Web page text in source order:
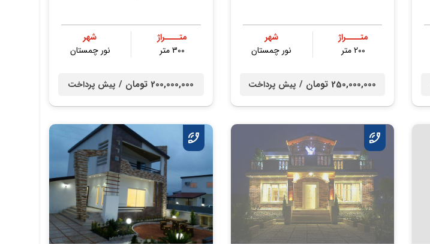
متــــراژ
200 متر
شهر
نور چمستان
250,000,000 تومان / پیش پرداخت
متــــراژ
300 متر
شهر
نور چمستان
200,000,000 تومان / پیش پرداخت